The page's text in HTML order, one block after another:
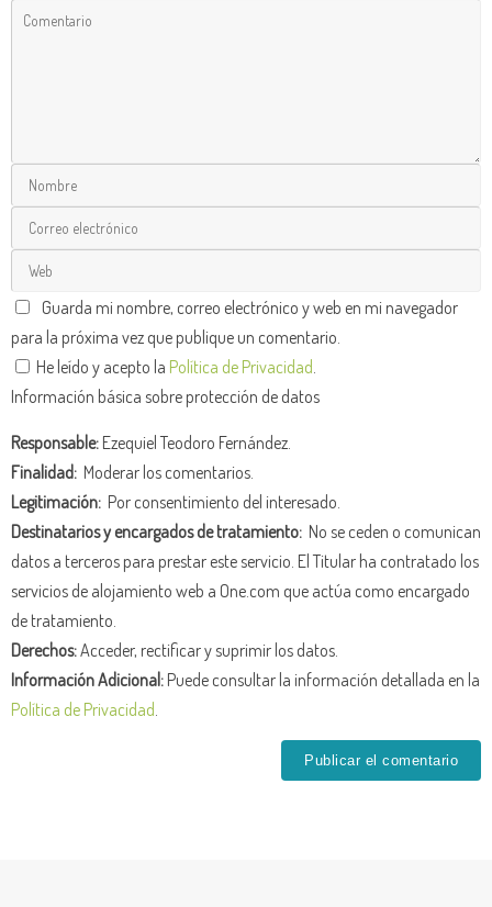
Guarda mi nombre, correo electrónico y web en mi navegador
para la próxima vez que publique un comentario.
He leído y acepto la Política de Privacidad
Información básica sobre protección de datos
Responsable:Ezequiel Teodoro Fernández.
Finalidad: Moderar los comentarios.
Legitimación: Por consentimiento del interesado.
Destinatarios y encargados de tratamiento: No se ceden o comunican
datos a terceros para prestar este servicio. El Titular ha contratado los
servicios de alojamiento web a One.com que actúa como encargado
de tratamiento.
Derechos:Acceder, rectificar y suprimir los datos.
Información Adicional:Puede consultar la información detallada en la
Política de Privacidad